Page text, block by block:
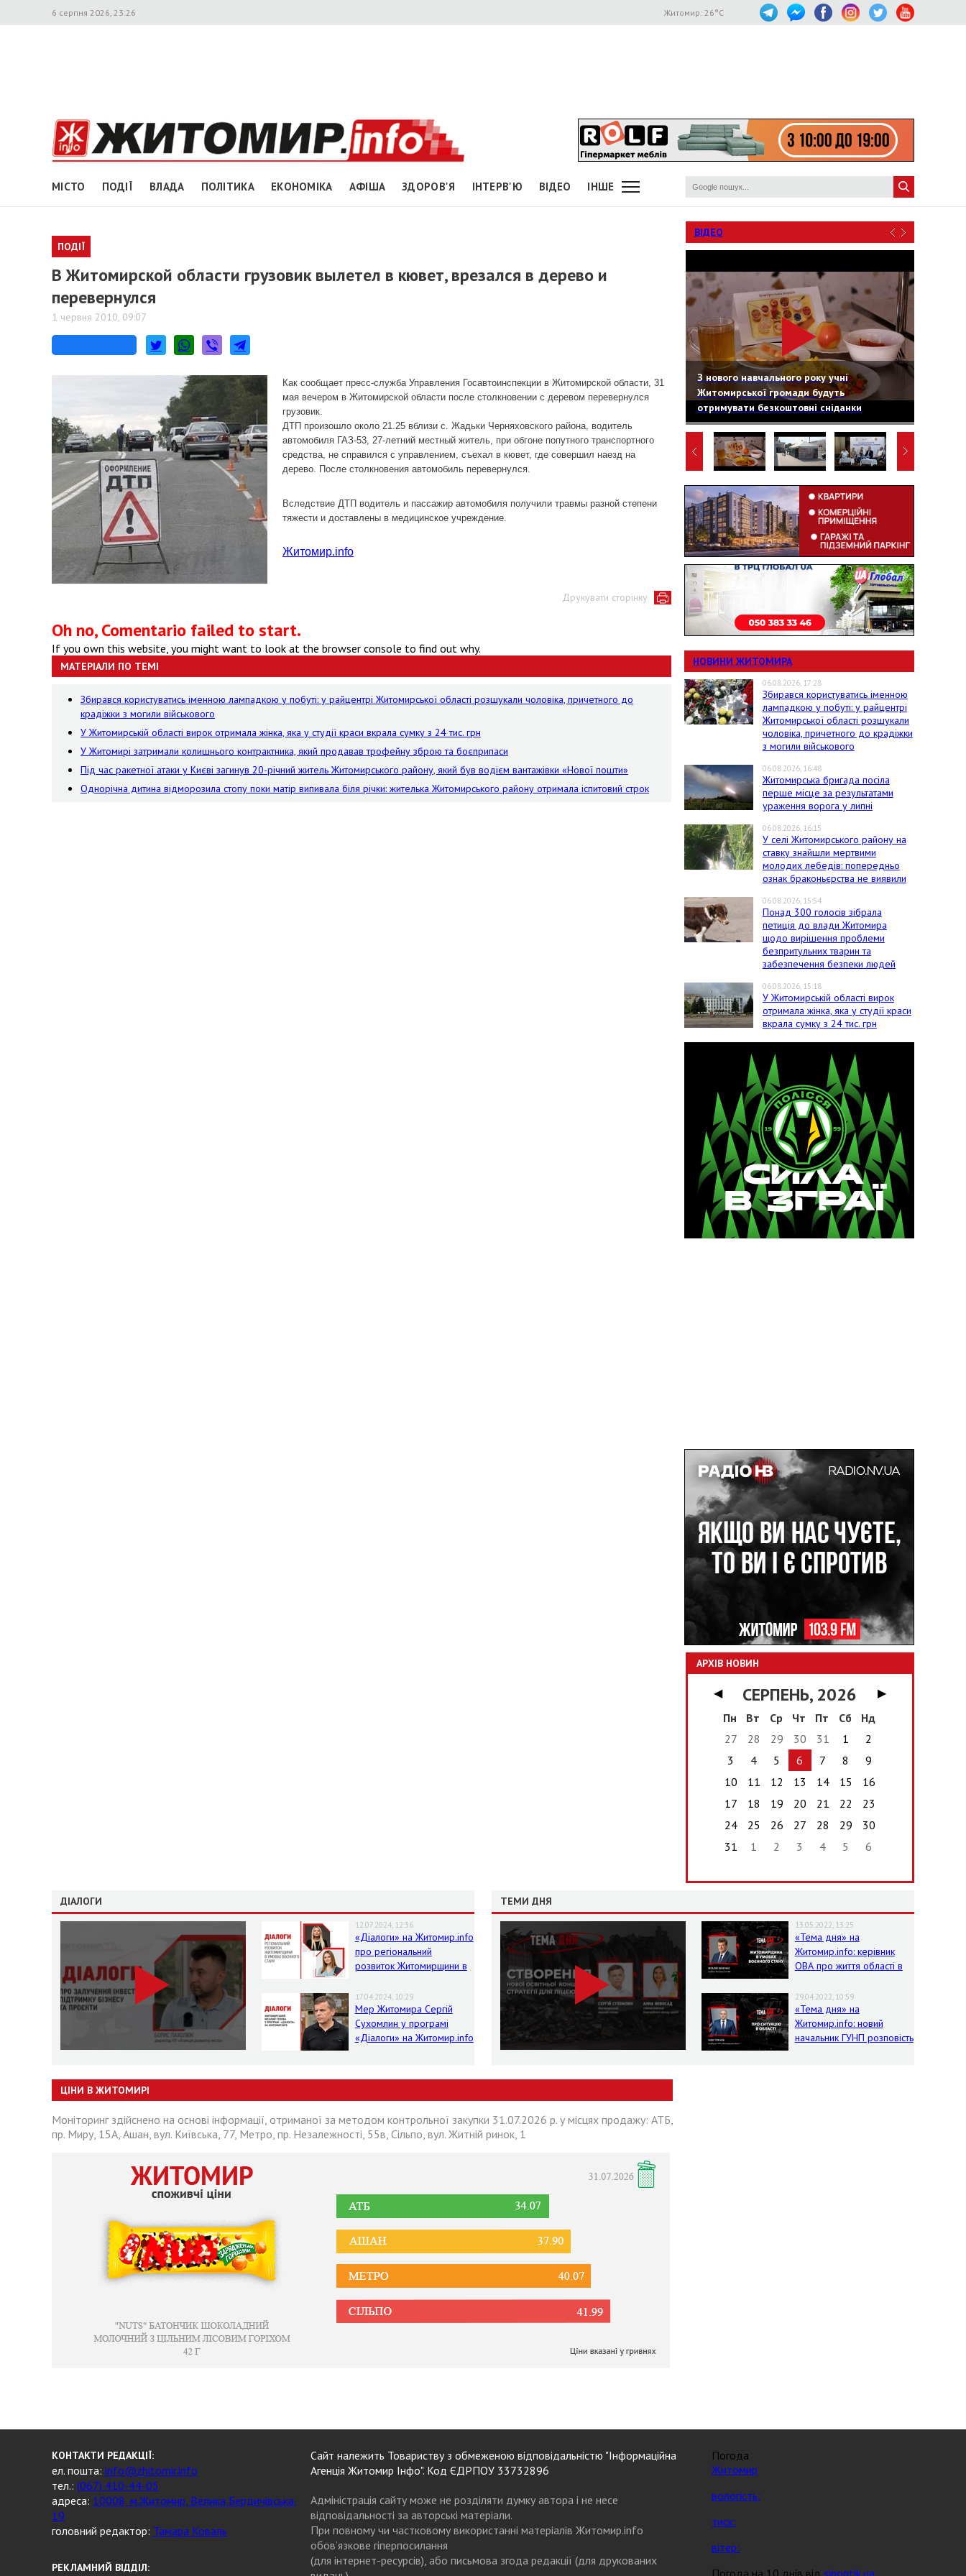
6 серпня 2026, 23:26 Житомир: 26°C
МІСТО ПОДІЇ ВЛАДА ПОЛІТИКА ЕКОНОМІКА АФІША ЗДОРОВ'Я ІНТЕРВ'Ю ВІДЕО ІНШЕ
ПОДІЇ
В Житомирской области грузовик вылетел в кювет, врезался в дерево и
перевернулся
1 червня 2010, 09:07
Как сообщает пресс-служба Управления Госавтоинспекции в Житомирской области, 31
мая вечером в Житомирской области после столкновении с деревом перевернулся
грузовик.
ДТП произошло около 21.25 вблизи с. Жадьки Черняховского района, водитель
автомобиля ГАЗ-53, 27-летний местный житель, при обгоне попутного транспортного
средства, не справился с управлением, съехал в кювет, где совершил наезд на
дерево. После столкновения автомобиль перевернулся.
Вследствие ДТП водитель и пассажир автомобиля получили травмы разной степени
тяжести и доставлены в медицинское учреждение.
Житомир.info
Друкувати сторінку
Oh no, Comentario failed to start.
If you own this website, you might want to look at the browser console to find out why.
МАТЕРІАЛИ ПО ТЕМІ
Збирався користуватись іменною лампадкою у побуті: у райцентрі Житомирської області розшукали чоловіка, причетного до
крадіжки з могили військового
У Житомирській області вирок отримала жінка, яка у студії краси вкрала сумку з 24 тис. грн
У Житомирі затримали колишнього контрактника, який продавав трофейну зброю та боєприпаси
Під час ракетної атаки у Києві загинув 20-річний житель Житомирського району, який був водієм вантажівки «Нової пошти»
Однорічна дитина відморозила стопу поки матір випивала біля річки: жителька Житомирського району отримала іспитовий строк
ВІДЕО
З нового навчального року учні
Житомирської громади будуть
отримувати безкоштовні сніданки
НОВИНИ ЖИТОМИРА
06.08.2026, 17:28
Збирався користуватись іменною
лампадкою у побуті: у райцентрі
Житомирської області розшукали
чоловіка, причетного до крадіжки
з могили військового
06.08.2026, 16:48
Житомирська бригада посіла
перше місце за результатами
ураження ворога у липні
06.08.2026, 16:15
У селі Житомирського району на
ставку знайшли мертвими
молодих лебедів: попередньо
ознак браконьєрства не виявили
06.08.2026, 15:54
Понад 300 голосів зібрала
петиція до влади Житомира
щодо вирішення проблеми
безпритульних тварин та
забезпечення безпеки людей
06.08.2026, 15:18
У Житомирській області вирок
отримала жінка, яка у студії краси
вкрала сумку з 24 тис. грн
АРХІВ НОВИН
◀ СЕРПЕНЬ, 2026
▶
Пн
Вт Ср Чт Пт Сб
Нд
27
28 29 30 31 1
2
3
4 5 6 7 8
9
10
11 12 13 14 15
16
17
18 19 20 21 22
23
24
25 26 27 28 29
30
31
1 2 3 4 5 6
ДІАЛОГИ
12.07.2024, 12:36
«Діалоги» на Житомир.info
про регіональний
розвиток Житомирщини в
17.04.2024, 10:29
Мер Житомира Сергій
Сухомлин у програмі
«Діалоги» на Житомир.info
ТЕМИ ДНЯ
13.05.2022, 13:25
«Тема дня» на
Житомир.info: керівник
ОВА про життя області в
29.04.2022, 10:59
«Тема дня» на
Житомир.info: новий
начальник ГУНП розповість
ЦІНИ В ЖИТОМИРІ
Моніторинг здійснено на основі інформації, отриманої за методом контрольної закупки 31.07.2026 р. у місцях продажу: АТБ,
пр. Миру, 15А, Ашан, вул. Київська, 77, Метро, пр. Незалежності, 55в, Сільпо, вул. Житній ринок, 1
КОНТАКТИ РЕДАКЦІЇ:
ел. пошта: info@zhitomir.info
тел.: (067) 410-44-05
адреса: 10008, м.Житомир, Велика Бердичівська,
19
головний редактор: Тамара Коваль
РЕКЛАМНИЙ ВІДДІЛ:
Сайт належить Товариству з обмеженою відповідальністю "Інформаційна
Агенція Житомир Інфо". Код ЄДРПОУ 33732896
Адміністрація сайту може не розділяти думку автора і не несе
відповідальності за авторські матеріали.
При повному чи частковому використанні матеріалів Житомир.info
обов’язкове гіперпосилання
(для інтернет-ресурсів), або письмова згода редакції (для друкованих
Погода
Житомир
вологість:
тиск:
вітер:
Погода на 10 днів від sinoptik.ua